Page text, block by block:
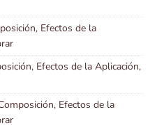
Efectos de la
Efectos de la Aplicación,
Efectos de la